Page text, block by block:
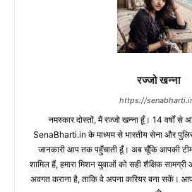
रज्जो खन्ना
https://
नमस्कार दोस्तों, मैं रज्जो खन्ना हूँ। 14 वर्षों
SenaBharti.in के माध्यम से भारतीय सेना और
जानकारी आप तक पहुँचाती हूँ। अब चूँकि आपकी टीम
शामिल हैं, हमारा मिशन युवाओं को सही शैक्षिक
अवगत कराना है, ताकि वे अपना करियर बना सकें।